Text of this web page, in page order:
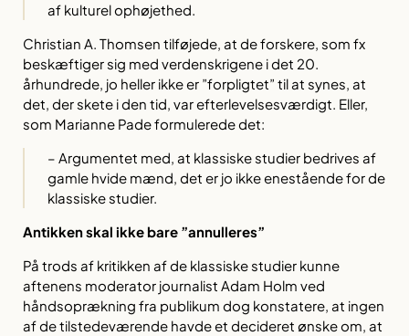
af kulturel ophøjethed.
Christian A. Thomsen tilføjede, at de forskere, som fx
beskæftiger sig med verdenskrigene i det 20.
århundrede, jo heller ikke er ”forpligtet” til at synes, at
det, der skete i den tid, var efterlevelsesværdigt. Eller,
som Marianne Pade formulerede det:
– Argumentet med, at klassiske studier bedrives af
gamle hvide mænd, det er jo ikke enestående for de
klassiske studier.
Antikken skal ikke bare ”annulleres”
På trods af kritikken af de klassiske studier kunne
aftenens moderator journalist Adam Holm ved
håndsoprækning fra publikum dog konstatere, at ingen
af de tilstedeværende havde et decideret ønske om, at